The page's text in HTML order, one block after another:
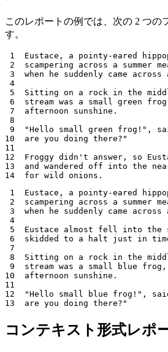
このレポートの例では、次の 2 つの
す。
1  Eustace, a pointy-eared
2  scampering across a summer
3  when he suddenly came across
4
5  Sitting on a rock in the
6  stream was a small green
7  afternoon sunshine.
8
9  "Hello small green frog!",
10  are you doing there?"
11
12  Froggy didn't answer, so
13  and wandered off into the
1  Eustace, a pointy-eared
2  scampering across a summer
3  when he suddenly came across
4
5  Eustace almost fell into the
6  skidded to a halt just in
7
8  Sitting on a rock in the
9  stream was a small blue
10  afternoon sunshine.
11
12  "Hello small blue frog!", said
コンテキスト形式レポ